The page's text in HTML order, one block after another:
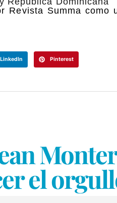
Revista Summa como
LinkedIn Pinterest
el